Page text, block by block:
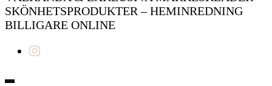
SKÖNHETSPRODUKTER – HEMINREDNING
BILLIGARE ONLINE